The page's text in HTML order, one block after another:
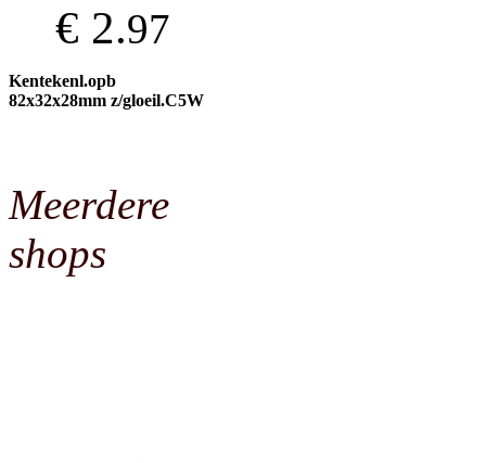
€ 2.97
Kentekenl.opb
82x32x28mm z/gloeil.C5W
Meerdere
shops